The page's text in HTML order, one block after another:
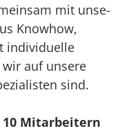
mit unse­
Know­how,
indi­vi­du­el­le
auf unse­re
sind.
Mit­ar­bei­tern